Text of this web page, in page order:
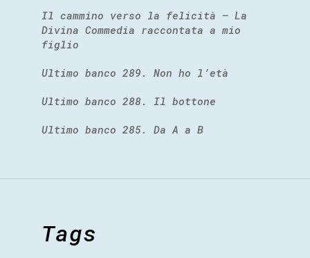
Il cammino verso la felicità – La
Divina Commedia raccontata a mio
figlio
Ultimo banco 289. Non ho l’età
Ultimo banco 288. Il bottone
Ultimo banco 285. Da A a B
Tags